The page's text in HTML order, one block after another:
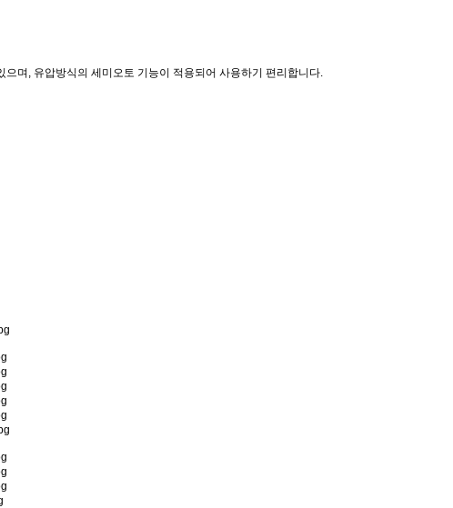
며, 유압방식의 세미오토 기능이 적용되어 사용하기 편리합니다.